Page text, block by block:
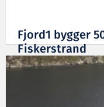
Fjord1 bygger
Fiskerstrand
25.10.2010